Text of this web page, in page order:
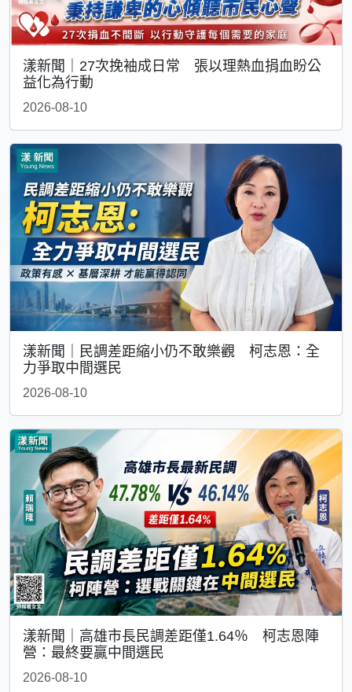
漾新聞｜27次挽袖成日常 張以理熱血捐血盼公
益化為行動
2026-08-10
漾新聞｜民調差距縮小仍不敢樂觀 柯志恩：全
力爭取中間選民
2026-08-10
漾新聞｜高雄市長民調差距僅1.64％ 柯志恩陣
營：最終要贏中間選民
2026-08-10